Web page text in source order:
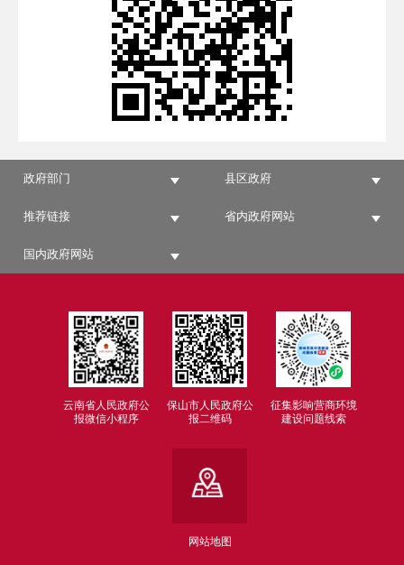
政府部门 县区政府
推荐链接 省内政府网站
国内政府网站
云南省人民政府公
报微信小程序
保山市人民政府公
报二维码
征集影响营商环境
建设问题线索
网站地图